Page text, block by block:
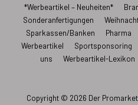
Footer-
Menü
*Werbeartikel – Neuheiten*
Sonderanfertigungen
Sparkassen/Banken
Pharma
Werbeartikel
Sportsponsoring
uns
Werbeartikel-Lexikon
Copyright © 2026 Der